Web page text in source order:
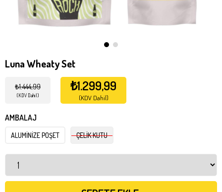
Luna Wheaty Set
₺1.444,99
(KDV Dahil)
₺1.299,99
(KDV Dahil)
AMBALAJ
ALUMİNİZE POŞET ÇELİK KUTU